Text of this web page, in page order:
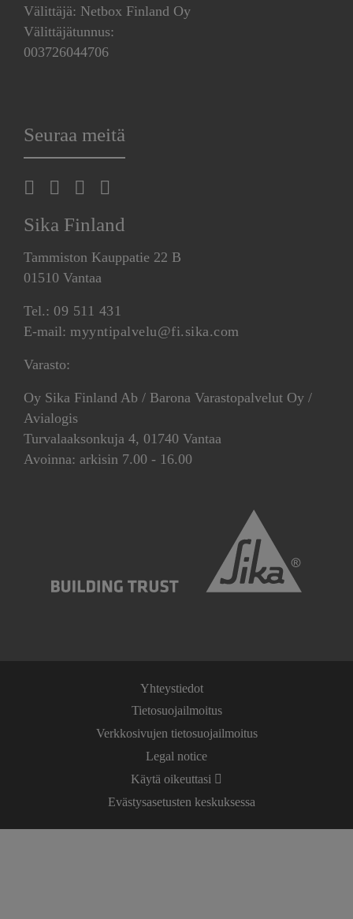
Välittäjä: Netbox Finland Oy
Välittäjätunnus:
003726044706
Seuraa meitä
Sika Finland
Tammiston Kauppatie 22 B
01510 Vantaa
Tel.: 09 511 431
E-mail: myyntipalvelu@fi.sika.com
Varasto:
Oy Sika Finland Ab / Barona Varastopalvelut Oy /
Avialogis
Turvalaaksonkuja 4, 01740 Vantaa
Avoinna: arkisin 7.00 - 16.00
Yhteystiedot
Tietosuojailmoitus
Verkkosivujen tietosuojailmoitus
Legal notice
Käytä oikeuttasi
Evästysasetusten keskuksessa